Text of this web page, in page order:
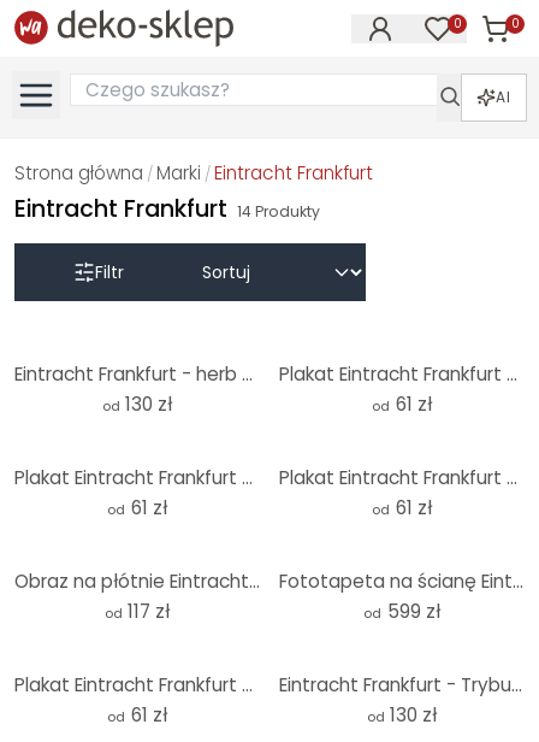
0 0
AI
Strona główna / Marki /Eintracht Frankfurt
Eintracht Frankfurt 14Produkty
Filtr
Eintracht Frankfurt - herb - okrągła fototapeta - tapeta flizelinowa/tapeta flizelinowa samoprzylepn
od 130 zł
Plakat Eintracht Frankfurt - Trybuna stadionowa
od 61 zł
Plakat Eintracht Frankfurt - Retro plakat na ścianę
od 61 zł
Plakat Eintracht Frankfurt - zdobywca pucharu 2018
od 61 zł
Obraz na płótnie Eintracht Frankfurt - Tylko SGE
od 117 zł
Fototapeta na ścianę Eintracht Frankfurt - Stadion Fan Curve
od 599 zł
Plakat Eintracht Frankfurt - Krzywa kibiców na stadionie
od 61 zł
Eintracht Frankfurt - Trybuna stadionu - Fototapeta rundy - tapeta flizelinowa/tapeta flizelinowa sa
od 130 zł